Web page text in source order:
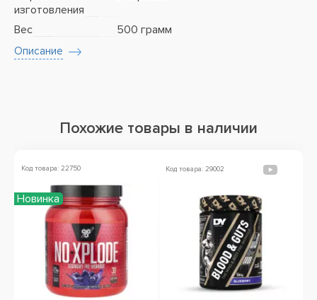
изготовления
Вес 500 грамм
Описание
Похожие товары в наличии
Код товара: 22750
Новинка
Код товара: 29002